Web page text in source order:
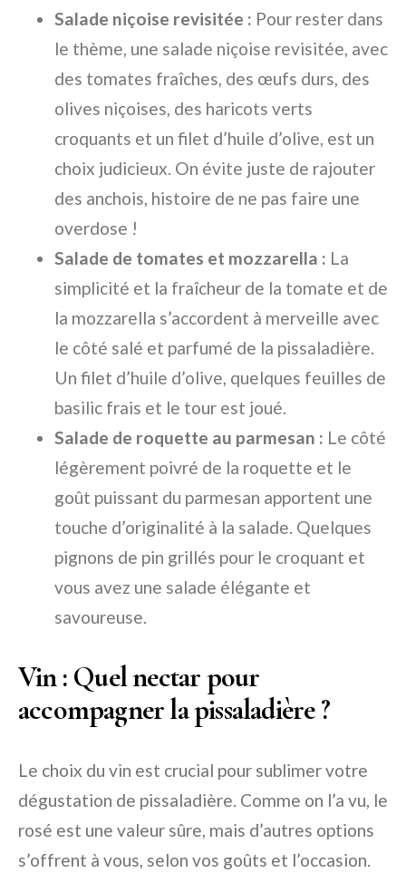
Salade niçoise revisitée : Pour rester dans
le thème, une salade niçoise revisitée, avec
des tomates fraîches, des œufs durs, des
olives niçoises, des haricots verts
croquants et un filet d’huile d’olive, est un
choix judicieux. On évite juste de rajouter
des anchois, histoire de ne pas faire une
overdose !
Salade de tomates et mozzarella : La
simplicité et la fraîcheur de la tomate et de
la mozzarella s’accordent à merveille avec
le côté salé et parfumé de la pissaladière.
Un filet d’huile d’olive, quelques feuilles de
basilic frais et le tour est joué.
Salade de roquette au parmesan : Le côté
légèrement poivré de la roquette et le
goût puissant du parmesan apportent une
touche d’originalité à la salade. Quelques
pignons de pin grillés pour le croquant et
vous avez une salade élégante et
savoureuse.
Vin : Quel nectar pour
accompagner la pissaladière ?
Le choix du vin est crucial pour sublimer votre
dégustation de pissaladière. Comme on l’a vu, le
rosé est une valeur sûre, mais d’autres options
s’offrent à vous, selon vos goûts et l’occasion.